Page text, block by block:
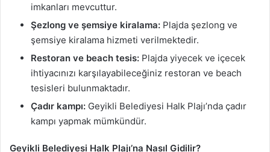
imkanları mevcuttur.
Şezlong ve şemsiye kiralama: Plajda şezlong ve
şemsiye kiralama hizmeti verilmektedir.
Restoran ve beach tesis: Plajda yiyecek ve içecek
ihtiyacınızı karşılayabileceğiniz restoran ve beach
tesisleri bulunmaktadır.
Çadır kampı: Geyikli Belediyesi Halk Plajı’nda çadır
kampı yapmak mümkündür.
Geyikli Belediyesi Halk Plajı’na Nasıl Gidilir?